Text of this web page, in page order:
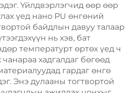
Үйлдвэрлэгчид өөр өөр
үед нано PU өнгөний
байдлын давуу талаар
нь хэв, бат
температурт өртөх үед ч
хадгалдаг бөгөөд
гардаг өнгө
Энэ дулааны тогтвортой